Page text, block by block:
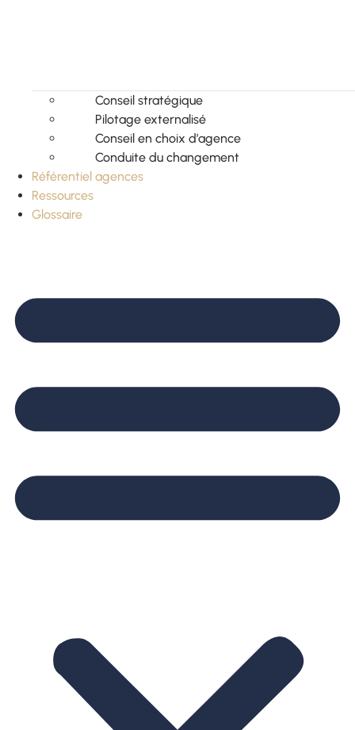
Conseil stratégique
Pilotage externalisé
Conseil en choix d’agence
Conduite du changement
Référentiel agences
Ressources
Glossaire